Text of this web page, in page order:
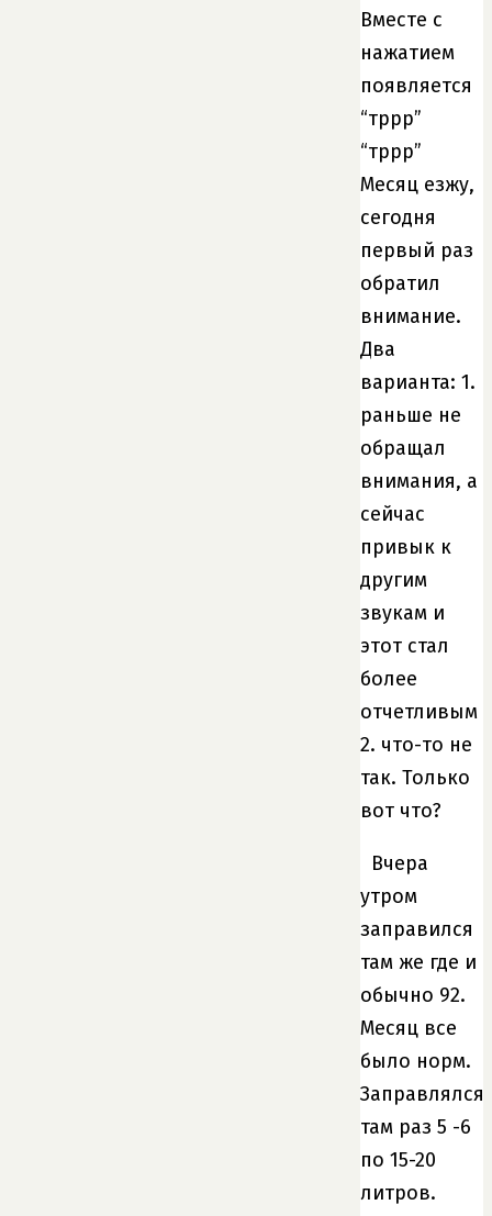
Вместе с
нажатием
появляется
“тррр”
“тррр”
Месяц езжу,
сегодня
первый раз
обратил
внимание.
Два
варианта: 1.
раньше не
обращал
внимания, а
сейчас
привык к
другим
звукам и
этот стал
более
отчетливым
2. что-то не
так. Только
вот что?
Вчера
утром
заправился
там же где и
обычно 92.
Месяц все
было норм.
Заправлялся
там раз 5 -6
по 15-20
литров.